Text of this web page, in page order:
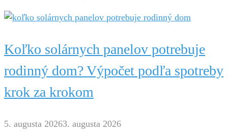
Koľko solárnych panelov potrebuje
rodinný dom? Výpočet podľa spotreby
krok za krokom
5. augusta 20263. augusta 2026